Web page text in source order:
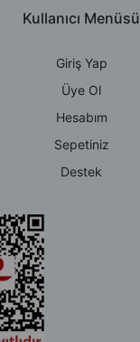
Kullanıcı Menüsü
Giriş Yap
Üye Ol
Hesabım
Sepetiniz
Destek